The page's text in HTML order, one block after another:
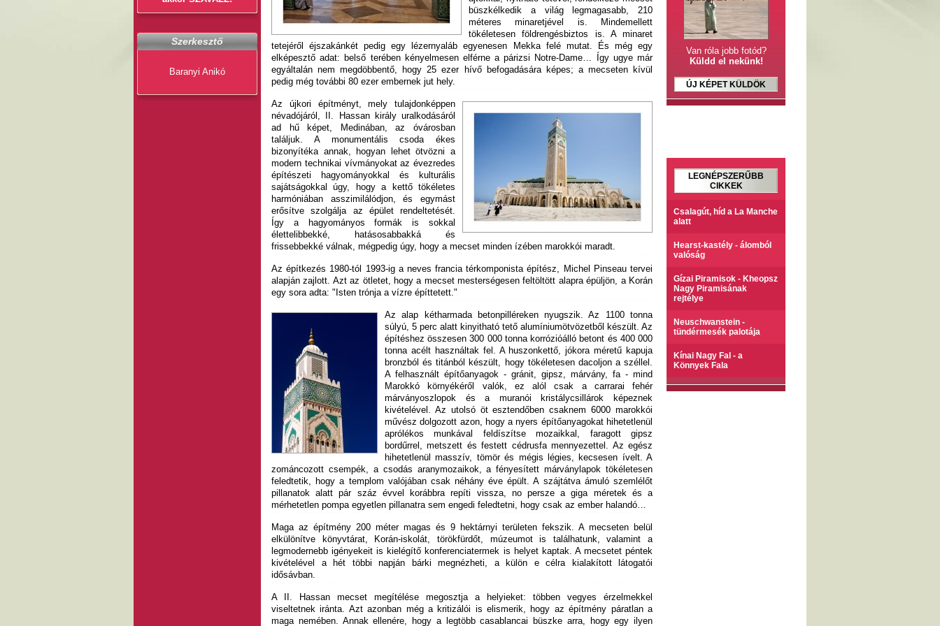
büszkélkedik a világ legmagasabb, 210
méteres minaretjével is. Mindemellett
tökéletesen földrengésbiztos is. A minaret
tetejéről éjszakánkét pedig egy lézernyaláb egyenesen Mekka felé mutat. És még egy
elképesztő adat: belső terében kényelmesen elférne a párizsi Notre-Dame… Így ugye már
egyáltalán nem megdöbbentő, hogy 25 ezer hívő befogadására képes; a mecseten kívül
pedig még további 80 ezer embernek jut hely.
Az újkori építményt, mely tulajdonképpen
névadójáról, II. Hassan király uralkodásáról
ad hű képet, Medinában, az óvárosban
találjuk. A monumentális csoda ékes
bizonyítéka annak, hogyan lehet ötvözni a
modern technikai vívmányokat az évezredes
építészeti hagyományokkal és kulturális
sajátságokkal úgy, hogy a kettő tökéletes
harmóniában asszimilálódjon, és egymást
erősítve szolgálja az épület rendeltetését.
Így a hagyományos formák is sokkal
élettelibbekké, hatásosabbakká és
frissebbekké válnak, mégpedig úgy, hogy a mecset minden ízében marokkói maradt.
Az építkezés 1980-tól 1993-ig a neves francia térkomponista építész, Michel Pinseau tervei
alapján zajlott. Azt az ötletet, hogy a mecset mesterségesen feltöltött alapra épüljön, a Korán
egy sora adta: "Isten trónja a vízre építtetett."
Az alap kétharmada betonpilléreken nyugszik. Az 1100 tonna
súlyú, 5 perc alatt kinyitható tető alumíniumötvözetből készült. Az
építéshez összesen 300 000 tonna korrózióálló betont és 400 000
tonna acélt használtak fel. A huszonkettő, jókora méretű kapuja
bronzból és titánból készült, hogy tökéletesen dacoljon a széllel.
A felhasznált építőanyagok - gránit, gipsz, márvány, fa - mind
Marokkó környékéről valók, ez alól csak a carrarai fehér
márványoszlopok és a muranói kristálycsillárok képeznek
kivételével. Az utolsó öt esztendőben csaknem 6000 marokkói
művész dolgozott azon, hogy a nyers építőanyagokat hihetetlenül
aprólékos munkával feldíszítse mozaikkal, faragott gipsz
bordűrrel, metszett és festett cédrusfa mennyezettel. Az egész
hihetetlenül masszív, tömör és mégis légies, kecsesen ívelt. A
zománcozott csempék, a csodás aranymozaikok, a fényesített márványlapok tökéletesen
feledtetik, hogy a templom valójában csak néhány éve épült. A szájtátva ámuló szemlélőt
pillanatok alatt pár száz évvel korábbra repíti vissza, no persze a giga méretek és a
mérhetetlen pompa egyetlen pillanatra sem engedi feledtetni, hogy csak az ember halandó…
Maga az építmény 200 méter magas és 9 hektárnyi területen fekszik. A mecseten belül
elkülönítve könyvtárat, Korán-iskolát, törökfürdőt, múzeumot is találhatunk, valamint a
legmodernebb igényekeit is kielégítő konferenciatermek is helyet kaptak. A mecsetet péntek
kivételével a hét többi napján bárki megnézheti, a külön e célra kialakított látogatói
idősávban.
A II. Hassan mecset megítélése megosztja a helyieket: többen vegyes érzelmekkel
viseltetnek iránta. Azt azonban még a kritizálói is elismerik, hogy az építmény páratlan a
maga nemében. Annak ellenére, hogy a legtöbb casablancai büszke arra, hogy egy ilyen
Van róla jobb fotód?
Küldd el nekünk!
ÚJ KÉPET KÜLDÖK
LEGNÉPSZERŰBB
CIKKEK
Csalagút, híd a La Manche
alatt
Hearst-kastély - álomból
valóság
Gízai Piramisok - Kheopsz
Nagy Piramisának
rejtélye
Neuschwanstein -
tündérmesék palotája
Kínai Nagy Fal - a
Könnyek Fala
Szerkesztő
Baranyi Anikó